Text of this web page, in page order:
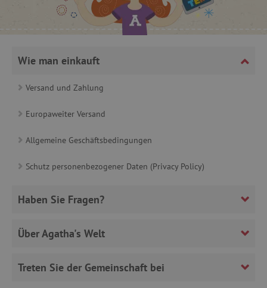
Wie man einkauft
Versand und Zahlung
Europaweiter Versand
Allgemeine Geschäftsbedingungen
Schutz personenbezogener Daten (Privacy Policy)
Haben Sie Fragen?
Über Agatha's Welt
Treten Sie der Gemeinschaft bei
product_filter_remember www.agathaswelt.de
_sp_ses.ab3e
CookieScriptConsent
www.agathaswelt.de
FPID
.agathaswelt.de